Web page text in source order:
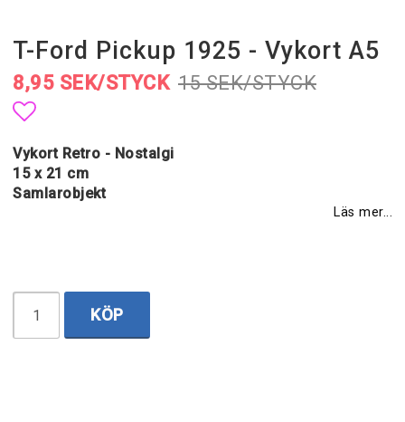
T-Ford Pickup 1925 - Vykort A5
15 SEK/STYCK
8,95 SEK/STYCK
Lägg till i favoritlistan
Vykort Retro - Nostalgi
15 x 21 cm
Samlarobjekt
Läs mer...
KÖP